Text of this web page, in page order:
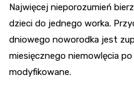
Najwięcej nieporozumień
dzieci do jednego worka.
dniowego noworodka jest
miesięcznego niemowlęcia
modyfikowane.